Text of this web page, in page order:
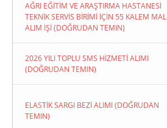
AĞRI EĞİTİM VE ARAŞTIRMA HASTANESİ
TEKNİK SERVİS BİRİMİ İÇİN 55 KALEM MAL
ALIM İŞİ (DOĞRUDAN TEMIN)
2026 YILI TOPLU SMS HİZMETİ ALIMI
(DOĞRUDAN TEMIN)
ELASTİK SARGI BEZİ ALIMI (DOĞRUDAN
TEMIN)